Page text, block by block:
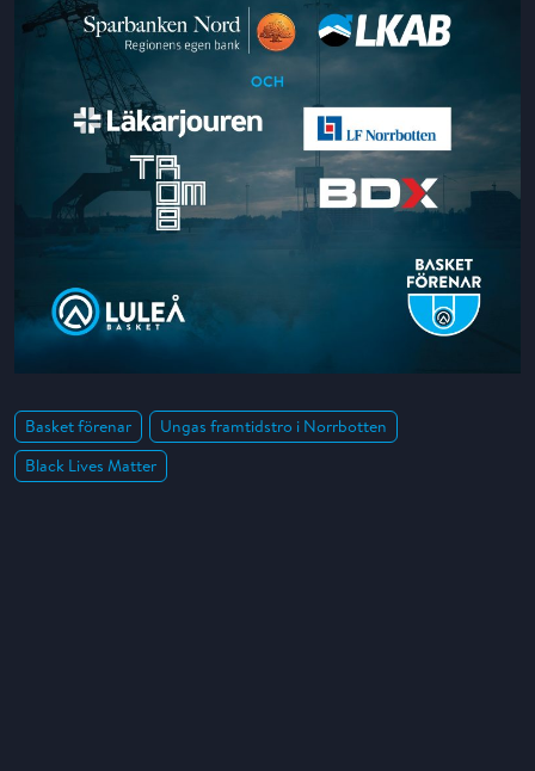
Basket förenar
Ungas framtidstro i Norrbotten
Black Lives Matter